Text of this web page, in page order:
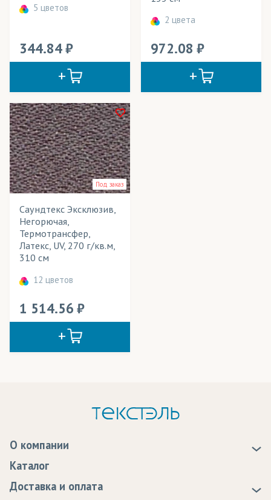
Поло
Полотенца
Портьеры
Постельное белье
Пресс воллы (бренд воллы)/ Фрейм-системы
Промо-стенды
Промоодежда
Пуфики
Рулонные шторы
Рюкзаки
Световые конструкции
Свитшоты
Скатерти
Спецодежда
Столовый текстиль (скатерти)
Сувениры
5 цветов
344.84
2 цвета
972.08
Под заказ
Саундтекс Эксклюзив,
Негорючая,
Термотрансфер,
Латекс, UV, 270 г/кв.м,
310 см
12 цветов
1 514.56
О компании
Статьи
Каталог
Доставка и оплата
Доставка